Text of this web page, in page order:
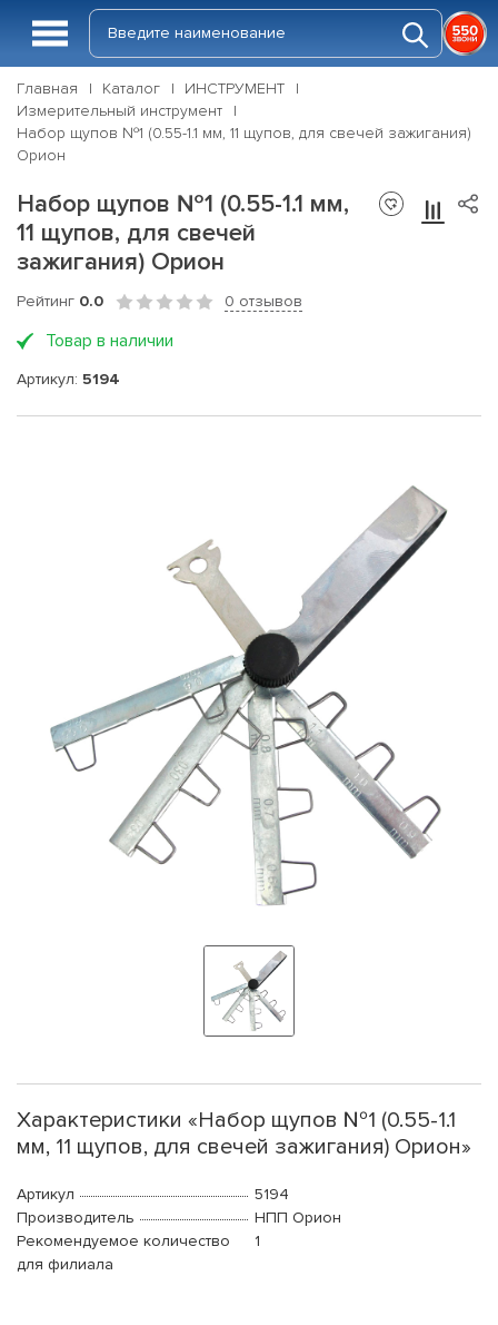
Главная Каталог
ИНСТРУМЕНТ
Измерительный инструмент
Набор щупов №1 (0.55-1.1 мм, 11 щупов, для свечей зажигания)
Орион
Набор щупов №1 (0.55-1.1 мм,
11 щупов, для свечей
зажигания) Орион
Рейтинг 0.0 0 отзывов
Товар в наличии
Артикул: 5194
Характеристики «Набор щупов №1 (0.55-1.1
мм, 11 щупов, для свечей зажигания) Орион»
Артикул
5194
Производитель
НПП Орион
Рекомендуемое количество
для филиала
1